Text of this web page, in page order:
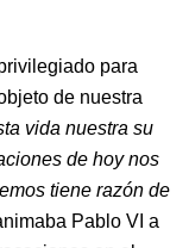
para
de nuestra
vida nuestra su
de hoy nos
tiene razón de
Pablo VI a